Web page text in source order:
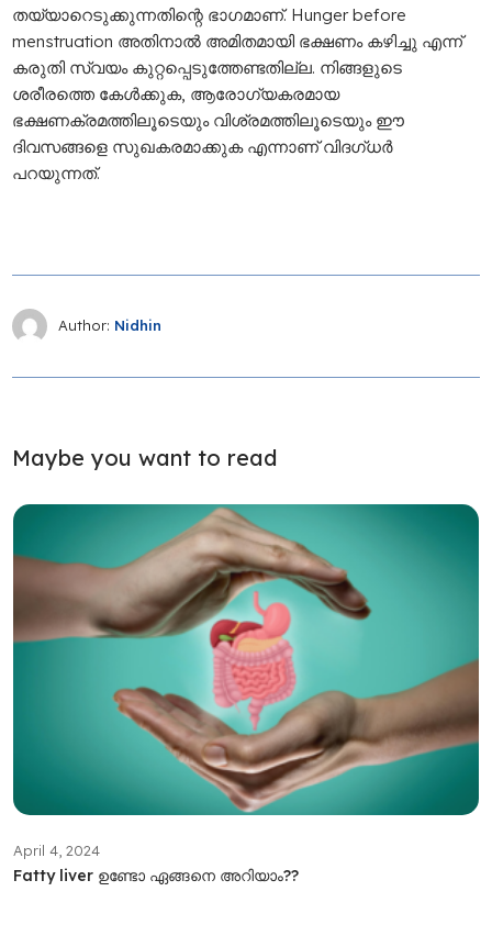
തയ്യാറെടുക്കുന്നതിന്റെ ഭാഗമാണ്. Hunger before
menstruation അതിനാൽ അമിതമായി ഭക്ഷണം കഴിച്ചു എന്ന്
കരുതി സ്വയം കുറ്റപ്പെടുത്തേണ്ടതില്ല. നിങ്ങളുടെ
ശരീരത്തെ കേൾക്കുക, ആരോഗ്യകരമായ
ഭക്ഷണക്രമത്തിലൂടെയും വിശ്രമത്തിലൂടെയും ഈ
ദിവസങ്ങളെ സുഖകരമാക്കുക എന്നാണ് വിദഗ്ധർ
പറയുന്നത്.
Author: Nidhin
Maybe you want to read
April 4, 2024
Fatty liver ഉണ്ടോ ഏങ്ങനെ അറിയാം??